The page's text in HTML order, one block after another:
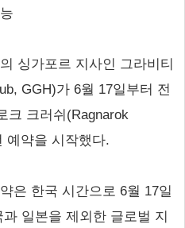
싱가포르 지사인 그라비티
GGH)가 6월 17일부터 전
크 크러쉬(Ragnarok
예약을 시작했다.
은 한국 시간으로 6월 17일
일본을 제외한 글로벌 지